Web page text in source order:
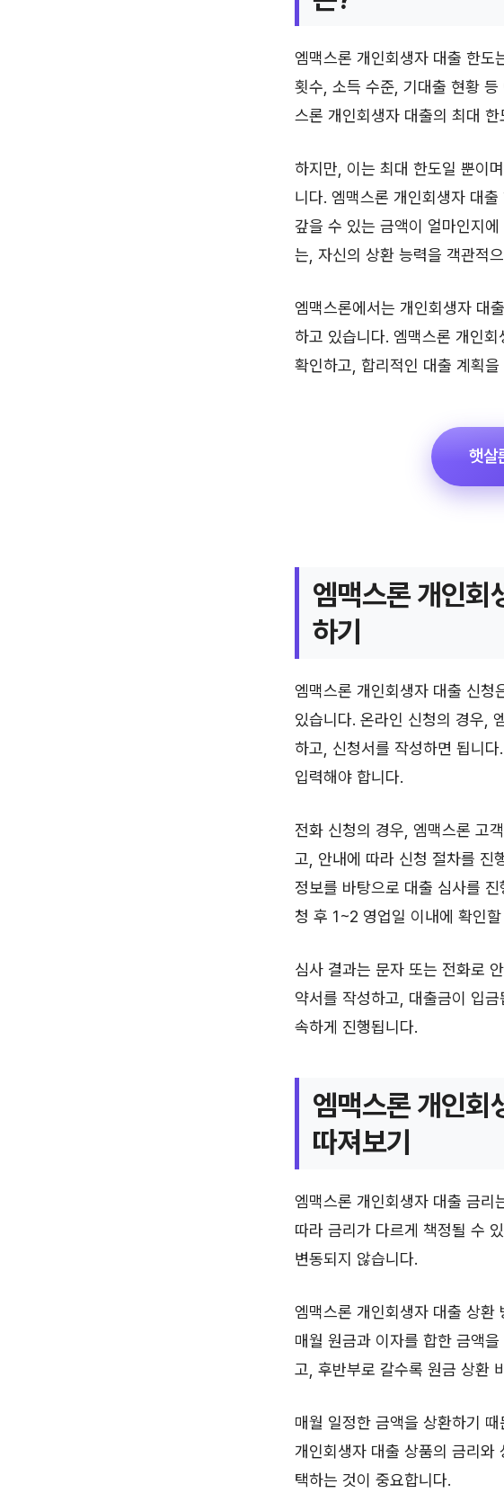
엠맥스론 개인회생자 대출 한도
횟수, 소득 수준, 기대출 현황
스론 개인회생자 대출의 최대
하지만, 이는 최대 한도일 뿐이
니다. 엠맥스론 개인회생자 대
갚을 수 있는 금액이 얼마인지
는, 자신의 상환 능력을 객관적
엠맥스론에서는 개인회생자 대
하고 있습니다. 엠맥스론 개인
확인하고, 합리적인 대출 계획
햇살
엠맥스론 개인회
하기
엠맥스론 개인회생자 대출 신청
있습니다. 온라인 신청의 경우,
하고, 신청서를 작성하면 됩니
입력해야 합니다.
전화 신청의 경우, 엠맥스론 고
고, 안내에 따라 신청 절차를 진
정보를 바탕으로 대출 심사를
청 후 1~2 영업일 이내에 확인
심사 결과는 문자 또는 전화로
약서를 작성하고, 대출금이 입
속하게 진행됩니다.
엠맥스론 개인회
따져보기
엠맥스론 개인회생자 대출 금리
따라 금리가 다르게 책정될 수
변동되지 않습니다.
엠맥스론 개인회생자 대출 상환
매월 원금과 이자를 합한 금액
고, 후반부로 갈수록 원금 상환
매월 일정한 금액을 상환하기
개인회생자 대출 상품의 금리와
택하는 것이 중요합니다.